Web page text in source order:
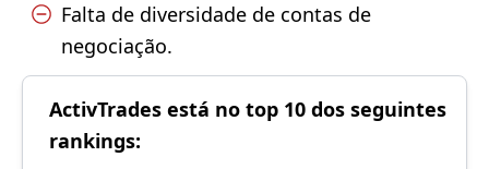
Falta de diversidade de contas de
negociação.
ActivTrades está no top 10 dos seguintes
rankings: